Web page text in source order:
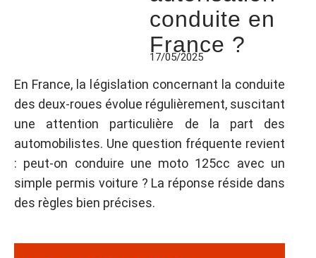
conduite en
France ?
17/05/2025
En France, la législation concernant la conduite
des deux-roues évolue régulièrement, suscitant
une attention particulière de la part des
automobilistes. Une question fréquente revient
: peut-on conduire une moto 125cc avec un
simple permis voiture ? La réponse réside dans
des règles bien précises.